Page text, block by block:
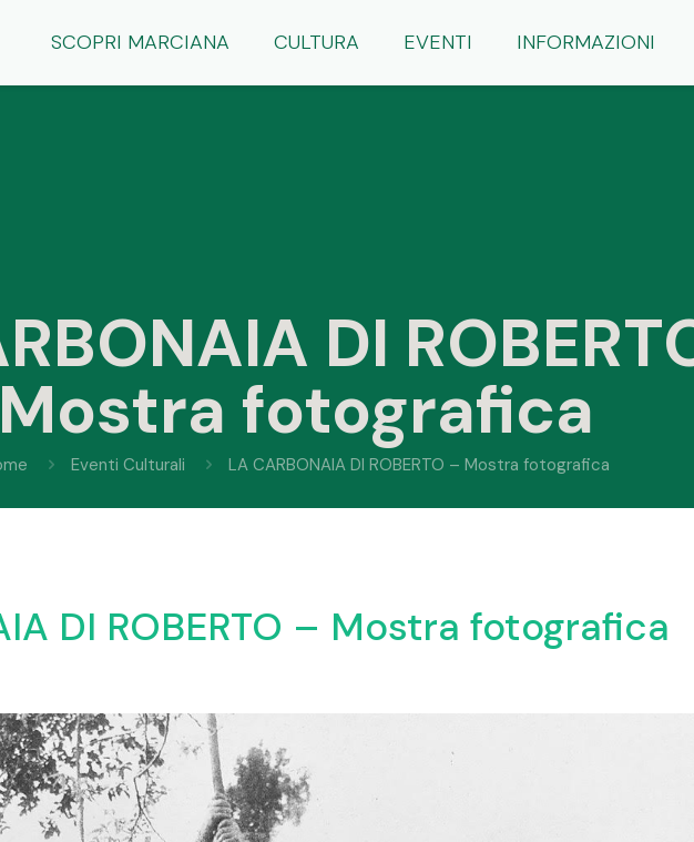
SCOPRI MARCIANA CULTURA EVENTI INFORMAZIONI
DI
Mostra fotografica
Eventi Culturali LA CARBONAIA DI ROBERTO – Mostra fotografica
DI ROBERTO – Mostra fotografica